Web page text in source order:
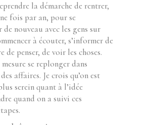
la démarche de rentrer,
fois par an, pour se
nouveau avec les gens sur
à écouter, s’informer de
de penser, de voir les choses.
se replonger dans
affaires. Je crois qu’on est
serein quant à l’idée
quand on a suivi ces